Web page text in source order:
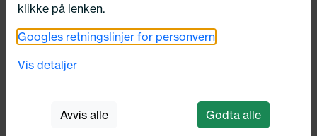
Motor, Drivstoff og Eksos
Drivstoff system
klikke på lenken.
Googles retningslinjer for personvern
Vis detaljer
Avvis alle Godta alle